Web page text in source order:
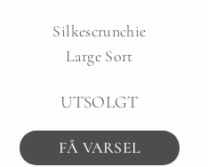
Silkescrunchie
Large Sort
UTSOLGT
FÅ VARSEL